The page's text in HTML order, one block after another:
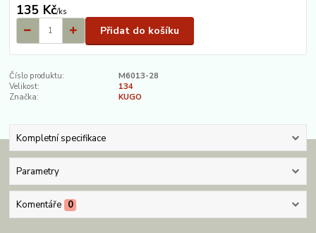
135 Kč/ks
Přidat do košíku
Číslo produktu:
M6013-28
Velikost:
134
Značka:
KUGO
Kompletní specifikace
Parametry
Komentáře 0